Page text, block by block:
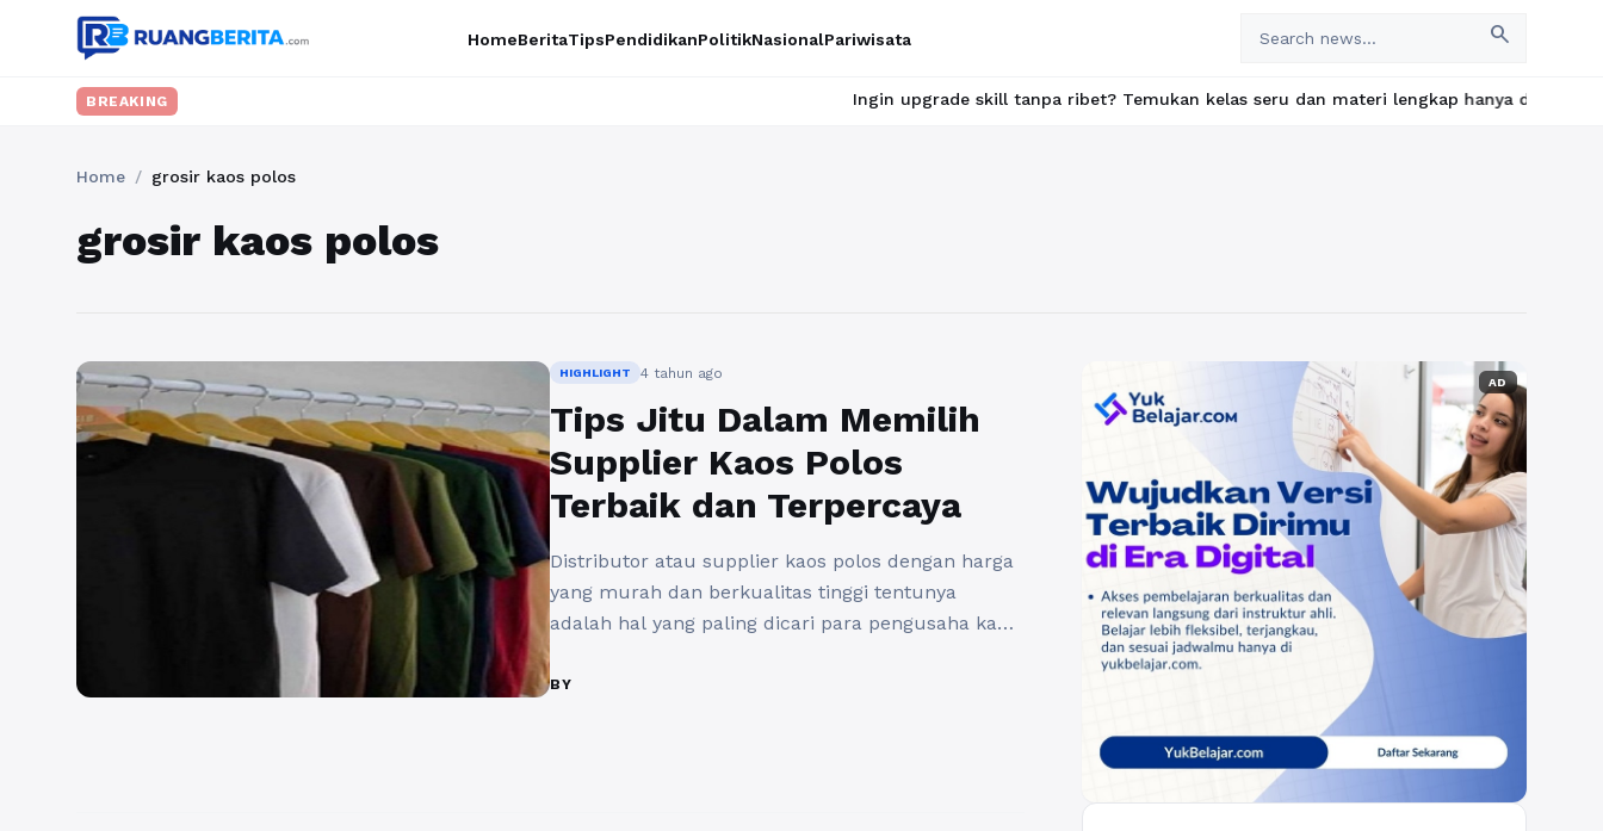
HomeBeritaTipsPendidikanPolitikNasionalPariwisata search
BREAKING Ingin upgrade skill tanpa ribet? Temukan kelas seru dan materi lengkap hanya di
Home / grosir kaos polos
grosir kaos polos
HIGHLIGHT 4 tahun ago
Tips Jitu Dalam Memilih
Supplier Kaos Polos
Terbaik dan Terpercaya
Distributor atau supplier kaos polos dengan harga
yang murah dan berkualitas tinggi tentunya
adalah hal yang paling dicari para pengusaha kaos.
yang masih memiliki prospek yang cukup bagus
BY
AD